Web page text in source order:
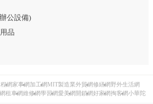
公設備)
品
網家事網加工網MIT製造業外貿網修繕網野外生活網
租車網維修網學習網愛美網開鎖網好家網掏客網小華陀